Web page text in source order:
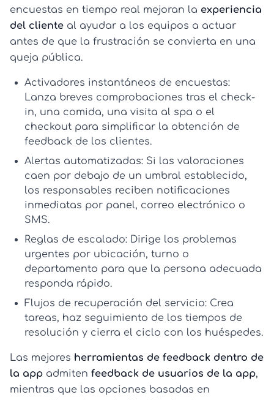
encuestas en tiempo real mejoran la experiencia
del cliente al ayudar a los equipos a actuar
antes de que la frustración se convierta en una
queja pública.
Activadores instantáneos de encuestas:
Lanza breves comprobaciones tras el check-
in, una comida, una visita al spa o el
checkout para simplificar la obtención de
feedback de los clientes.
Alertas automatizadas: Si las valoraciones
caen por debajo de un umbral establecido,
los responsables reciben notificaciones
inmediatas por panel, correo electrónico o
SMS.
Reglas de escalado: Dirige los problemas
urgentes por ubicación, turno o
departamento para que la persona adecuada
responda rápido.
Flujos de recuperación del servicio: Crea
tareas, haz seguimiento de los tiempos de
resolución y cierra el ciclo con los huéspedes.
Las mejores herramientas de feedback dentro de
la app admiten feedback de usuarios de la app,
mientras que las opciones basadas en